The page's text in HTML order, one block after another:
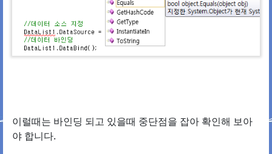
이럴때는 바인딩 되고 있을때 중단점을 잡아 확인해 보아
야 합니다.